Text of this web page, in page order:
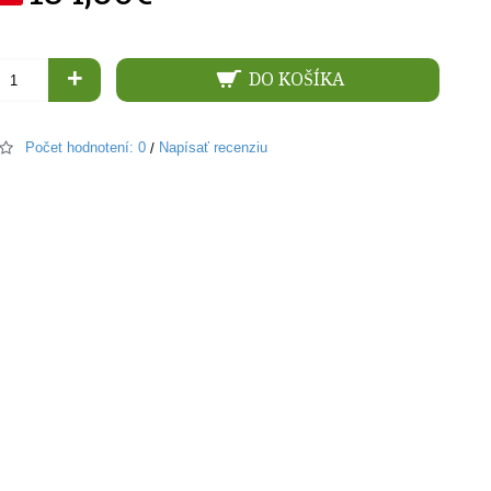
+ DO KOŠÍKA
Počet hodnotení: 0 / Napísať recenziu